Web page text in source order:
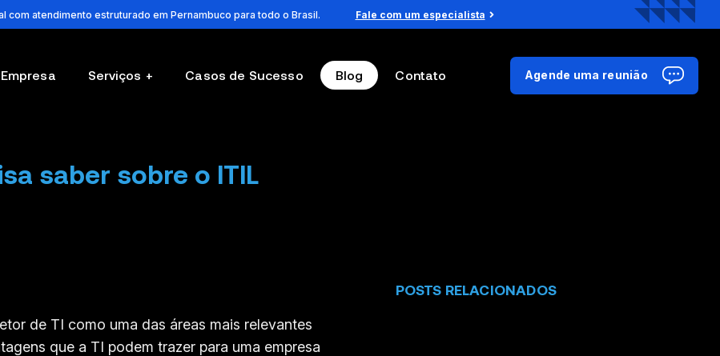
com atendimento estruturado em Pernambuco para todo o Brasil. Fale com um especialista
Serviços Casos de Sucesso Blog Contato Agende uma reunião
saber sobre o ITIL
de TI como uma das áreas mais relevantes
que a TI podem trazer para uma empresa
POSTS RELACIONADOS